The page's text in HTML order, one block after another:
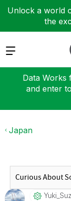
Unlock a world
the
Expand
Data Works
and enter
Japan